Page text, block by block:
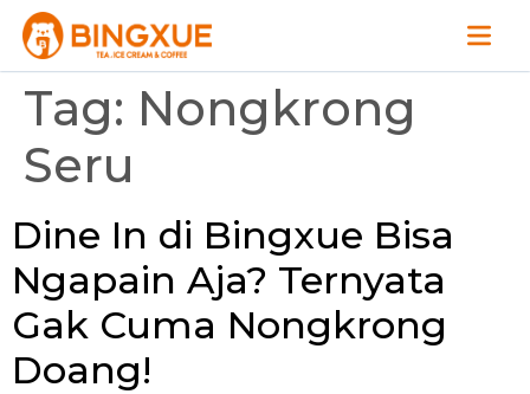
Tag: Nongkrong
Seru
Dine In di Bingxue Bisa
Ngapain Aja? Ternyata
Gak Cuma Nongkrong
Doang!